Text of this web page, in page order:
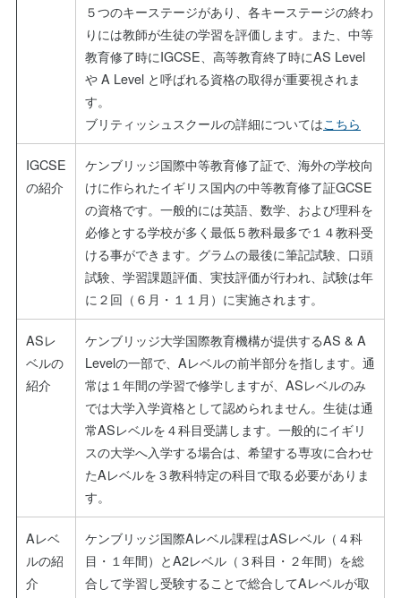
５つのキーステージがあり、各キーステージの終わ
りには教師が生徒の学習を評価します。また、中等
教育修了時にIGCSE、高等教育終了時にAS Level
や A Level と呼ばれる資格の取得が重要視されま
す。
ブリティッシュスクールの詳細についてはこちら
IGCSE
の紹介
ケンブリッジ国際中等教育修了証で、海外の学校向
けに作られたイギリス国内の中等教育修了証GCSE
の資格です。一般的には英語、数学、および理科を
必修とする学校が多く最低５教科最多で１４教科受
ける事ができます。グラムの最後に筆記試験、口頭
試験、学習課題評価、実技評価が行われ、試験は年
に２回（６月・１１月）に実施されます。
ASレ
ベルの
紹介
ケンブリッジ大学国際教育機構が提供するAS & A
Levelの一部で、Aレベルの前半部分を指します。通
常は１年間の学習で修学しますが、ASレベルのみ
では大学入学資格として認められません。生徒は通
常ASレベルを４科目受講します。一般的にイギリ
スの大学へ入学する場合は、希望する専攻に合わせ
たAレベルを３教科特定の科目で取る必要がありま
す。
Aレベ
ルの紹
介
ケンブリッジ国際Aレベル課程はASレベル（４科
目・１年間）とA2レベル（３科目・２年間）を総
合して学習し受験することで総合してAレベルが取